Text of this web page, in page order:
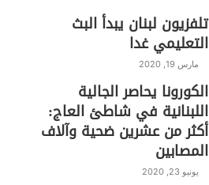
تلفزيون لبنان يبدأ البث
التعليمي غدا
مارس 19, 2020
الكورونا يحاصر الجالية
اللبنانية في شاطئ العاج:
أكثر من عشرين ضحية وآلاف
المصابين
يونيو 23, 2020